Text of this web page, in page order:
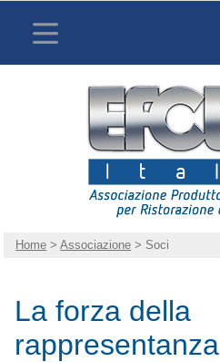
Home >Associazione > Soci
La forza della
rappresentanza